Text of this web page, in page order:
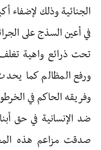
الجنائية وذلك لإضفاء
في أعين السذج على
تحت ذرائع واهية تغلف
ورفع المظالم كما
وفريقه الحاكم في
ضد الإنسانية في حق
صدقت مزاعم هذه